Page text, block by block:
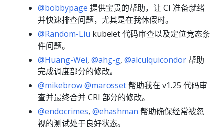
@bobbypage 提供宝贵的帮助，让 CI 准备就绪
并快速排查问题，尤其是在我休假时。
@Random-Liu kubelet 代码审查以及定位竞态条
件问题。
@Huang-Wei, @ahg-g, @alculquicondor帮助
完成调度部分的修改。
@mikebrow@marosset帮助我在 v1.25 代码审
查并最终合并 CRI 部分的修改。
@endocrimes, @ehashman 帮助确保经常被忽
视的测试处于良好状态。